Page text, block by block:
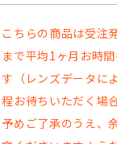
こちらの商品は受注
まで平均1ヶ月お時
す（レンズデータに
程お待ちいただく場
予めご了承のうえ、